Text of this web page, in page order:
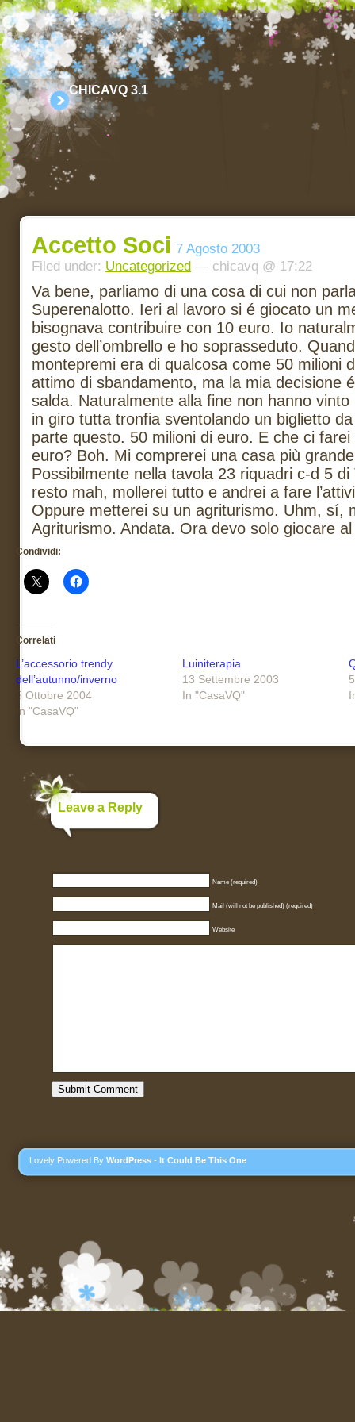
CHICAVQ 3.1
Accetto Soci 7 Agosto 2003
Filed under: Uncategorized — chicavq @ 17:22
Va bene, parliamo di una cosa di cui non
Superenalotto. Ieri al lavoro si é giocato un
bisognava contribuire con 10 euro. Io
gesto dell’ombrello e ho soprasseduto.
montepremi era di qualcosa come 50 milioni
attimo di sbandamento, ma la mia decisione
salda. Naturalmente alla fine non hanno
in giro tutta tronfia sventolando un biglietto
parte questo. 50 milioni di euro. E che ci
euro? Boh. Mi comprerei una casa più
Possibilmente nella tavola 23 riquadri c-d 5
resto mah, mollerei tutto e andrei a fare
Oppure metterei su un agriturismo. Uhm, sí,
Agriturismo. Andata. Ora devo solo giocare
Condividi:
Correlati
L’accessorio trendy
dell’autunno/inverno
5 Ottobre 2004
In "CasaVQ"
Luiniterapia
13 Settembre 2003
In "CasaVQ"
Leave a Reply
Name (required)
Mail (will not be published) (required)
Website
Lovely Powered By WordPress - It Could Be This One